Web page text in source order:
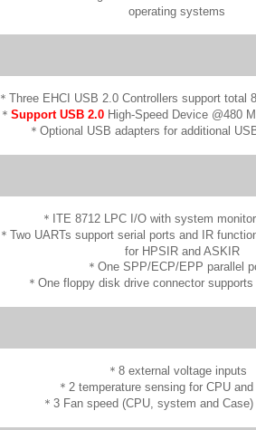
operating systems
＊Three EHCI USB 2.0 Controllers support total
＊ Support USB 2.0 High-Speed Device @480
＊Optional USB adapters for additional
＊ITE 8712 LPC I/O with system
＊Two UARTs support serial ports and IR
for HPSIR and ASKIR
＊One SPP/ECP/EPP parallel
＊One floppy disk drive connector
＊8 external voltage inputs
＊2 temperature sensing for CPU
＊3 Fan speed (CPU, system and